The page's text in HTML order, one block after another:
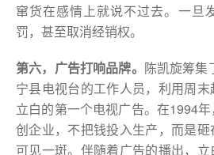
窜货在感情上就说不过去。一旦
罚，甚至取消经销权。
第六，广告打响品牌。 陈凯旋筹集
宁县电视台的工作人员，利用周
立白的第一个电视广告。在1994
创企业，不把钱投入生产，而是
可见一斑。伴随着广告的播出，